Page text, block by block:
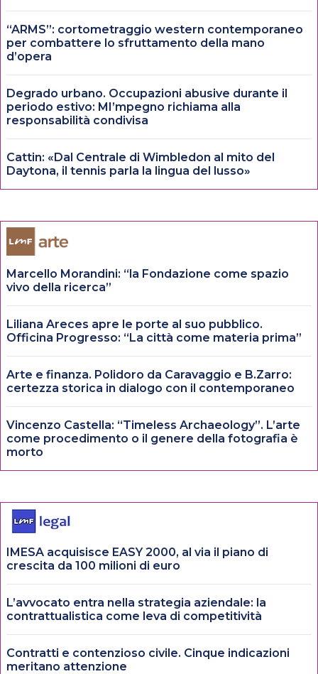
“ARMS”: cortometraggio western contemporaneo
per combattere lo sfruttamento della mano
d’opera
Degrado urbano. Occupazioni abusive durante il
periodo estivo: MI’mpegno richiama alla
responsabilità condivisa
Cattin: «Dal Centrale di Wimbledon al mito del
Daytona, il tennis parla la lingua del lusso»
Marcello Morandini: “la Fondazione come spazio
vivo della ricerca”
Liliana Areces apre le porte al suo pubblico.
Officina Progresso: “La città come materia prima”
Arte e finanza. Polidoro da Caravaggio e B.Zarro:
certezza storica in dialogo con il contemporaneo
Vincenzo Castella: “Timeless Archaeology”. L’arte
come procedimento o il genere della fotografia è
morto
IMESA acquisisce EASY 2000, al via il piano di
crescita da 100 milioni di euro
L’avvocato entra nella strategia aziendale: la
contrattualistica come leva di competitività
Contratti e contenzioso civile. Cinque indicazioni
meritano attenzione